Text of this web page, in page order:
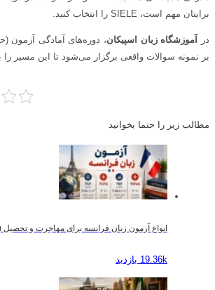
برایتان مهم است، SIELE را انتخاب کنید.
در آموزشگاه زبان اسپیکان، دوره‌های آمادگی آزمون
بر نمونه سوالات واقعی برگزار می‌شود تا این مسیر را
مطالب زیر را حتما بخوانید
انواع آزمون زبان فرانسه برای مهاجرت و تحصیل
19.36k بازدید